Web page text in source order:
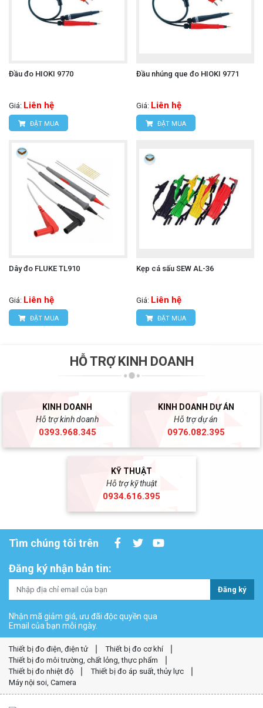
Đầu đo HIOKI 9770
Giá: Liên hệ
ĐẶT MUA
Đầu nhúng que đo HIOKI 9771
Giá: Liên hệ
ĐẶT MUA
Dây đo FLUKE TL910
Giá: Liên hệ
ĐẶT MUA
Kẹp cá sấu SEW AL-36
Giá: Liên hệ
ĐẶT MUA
HỖ TRỢ KINH DOANH
KINH DOANH
Hỗ trợ kinh doanh
0393.968.345
KINH DOANH DỰ ÁN
Hỗ trợ dự án
0976.082.395
KỸ THUẬT
Hỗ trợ kỹ thuật
0934.616.395
Tìm chúng tôi trên
Đăng ký nhận bản tin:
Đăng ký
Nhận mã giảm giá, ưu đãi độc quyền qua
Email của bạn mỗi ngày.
Thiết bị đo điện, điện tử
Thiết bị đo cơ khí
Thiết bị đo môi trường, chất lỏng, thực phẩm
Thiết bị đo nhiệt độ
Thiết bị đo áp suất, thủy lực
Máy nội soi, Camera